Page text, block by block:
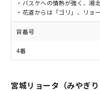
・バスケへの情熱が強く、湘
・花道からは「ゴリ」、リョ
背番号
4番
宮城リョータ（みやぎり